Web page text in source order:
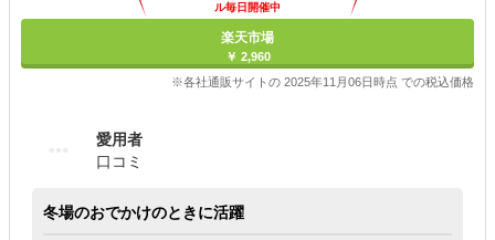
ル毎日開催中
楽天市場
￥ 2,960
※各社通販サイトの 2025年11月06日時点 での税込価格
愛用者
口コミ
冬場のおでかけのときに活躍